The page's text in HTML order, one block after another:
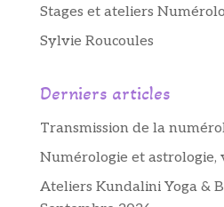
Stages et ateliers
Sylvie Roucoules
Derniers articles
Transmission de la
Numérologie et astrologie,
Ateliers Kundalini Yoga &